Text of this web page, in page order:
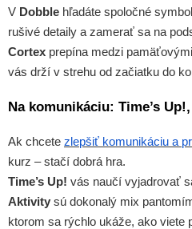
V Dobble hľadáte spoločné
rušivé detaily a zamerať sa na
Cortex prepína medzi
vás drží v strehu od začiatku do
Na komunikáciu: Time’s
Ak chcete zlepšiť komunikáciu a
kurz – stačí dobrá hra.
Time’s Up! vás naučí vyjadrovať
Aktivity sú dokonalý mix
ktorom sa rýchlo ukáže, ako viete